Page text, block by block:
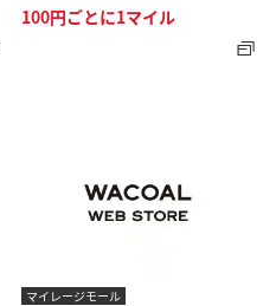
100円ごとに1マイル
マイレージモール